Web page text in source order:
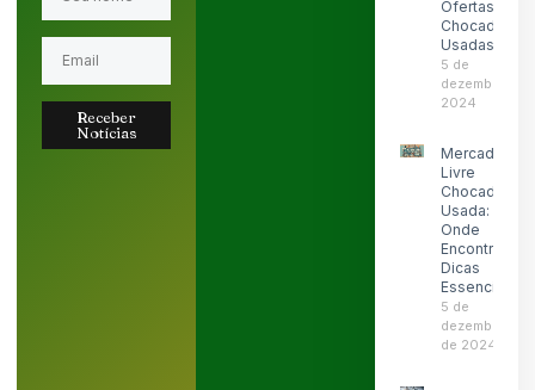
Receber
Notícias
Ofertas de
Chocadeiras
Usadas
5 de
dezembro de
2024
Mercado
Livre
Chocadeira
Usada:
Onde
Encontrar e
Dicas
Essenciais
5 de
dezembro
de 2024